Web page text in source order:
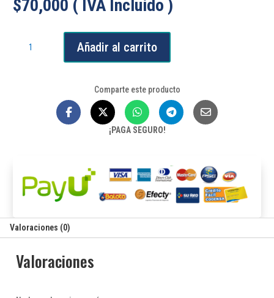
$70,000 ( IVA Incluido )
cuadrado
Añadir al carrito
Comparte este producto
¡PAGA SEGURO!
Valoraciones (0)
Valoraciones